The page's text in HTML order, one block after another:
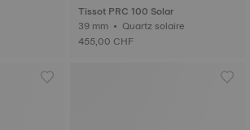
Tissot PRC 100 Solar
39 mm • Quartz solaire
455,00 CHF